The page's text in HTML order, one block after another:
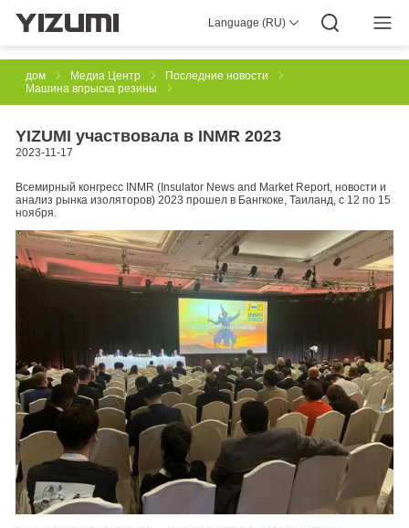
Language (RU)
Техническое Решение Формовки Резины Впрыском
3D-печать Литья Под Давлением
Станок Тиксотропного Литья
Роботизированные Автоматические Системы
Интеллектуального Производства
О Нас YIZUMI в Мире
Мировой Опыт
дом
Медиа Центр
Последние новости
Машина впрыска резины
YIZUMI участвовала в INMR 2023
2023-11-17
Всемирный конгресс INMR (Insulator News and Market Report, новости и
анализ рынка изоляторов) 2023 прошел в Бангкоке, Таиланд, с 12 по 15
ноября.